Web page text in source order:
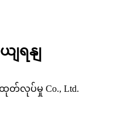
ရနျ
ထုတ်လုပ်မှု Co., Ltd.